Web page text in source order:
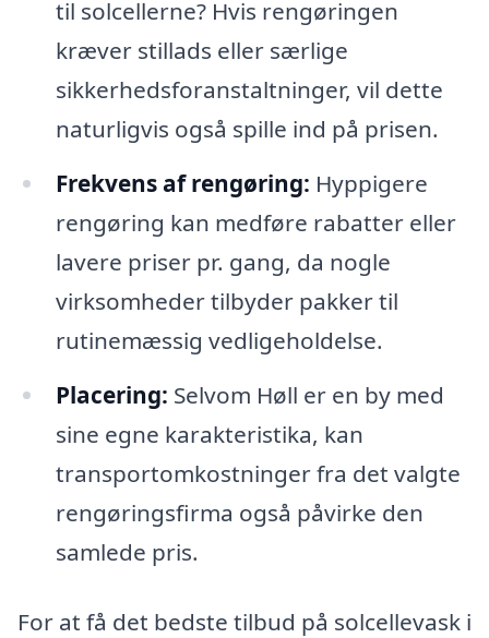
til solcellerne? Hvis rengøringen
kræver stillads eller særlige
sikkerhedsforanstaltninger, vil dette
naturligvis også spille ind på prisen.
Frekvens af rengøring: Hyppigere
rengøring kan medføre rabatter eller
lavere priser pr. gang, da nogle
virksomheder tilbyder pakker til
rutinemæssig vedligeholdelse.
Placering: Selvom Høll er en by med
sine egne karakteristika, kan
transportomkostninger fra det valgte
rengøringsfirma også påvirke den
samlede pris.
For at få det bedste tilbud på solcellevask i